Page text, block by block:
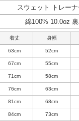
スウェット トレー
綿100% 10.0oz
着丈 身幅
63cm 52cm
67cm 55cm
71cm 58cm
76cm 63cm
81cm 68cm
84cm 73cm